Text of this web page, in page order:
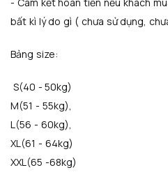
bất kì lý do gì ( chưa sử dụng,
Bảng size:
S(40 - 50kg)
M(51 - 55kg),
L(56 - 60kg),
XL(61 - 64kg)
XXL(65 -68kg)